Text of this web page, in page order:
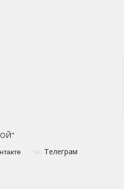
Телеграм